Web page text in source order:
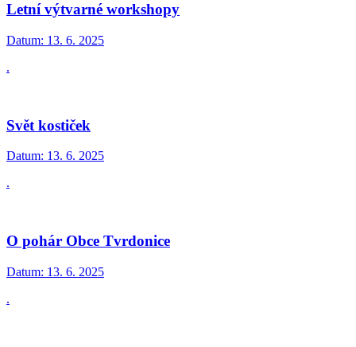
Letní výtvarné workshopy
Datum: 13. 6. 2025
.
Svět kostiček
Datum: 13. 6. 2025
.
O pohár Obce Tvrdonice
Datum: 13. 6. 2025
.